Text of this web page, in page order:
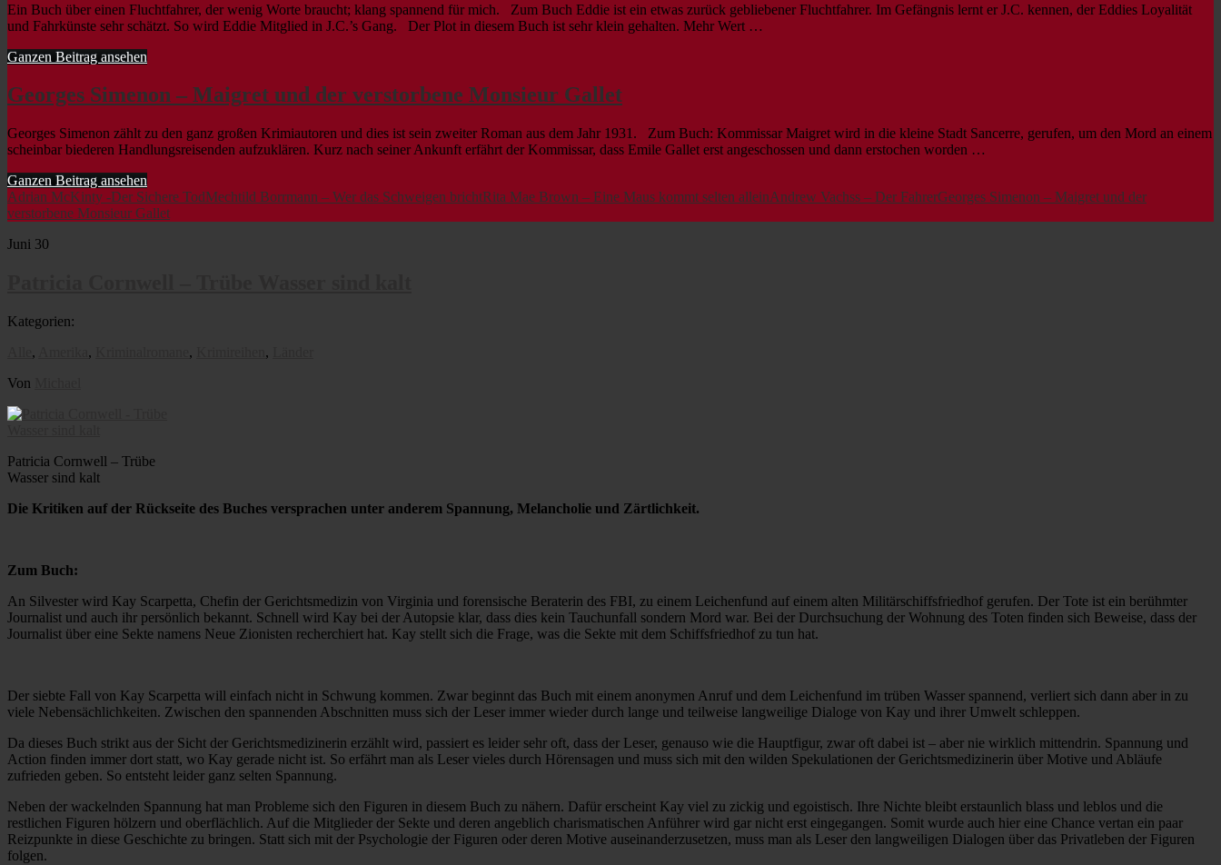
Ein Buch über einen Fluchtfahrer, der wenig Worte braucht; klang spannend für mich. Zum Buch Eddie ist ein etwas zurück gebliebener Fluchtfahrer. Im Gefängnis lernt er J.C. kennen, der Eddies Loyalität
und Fahrkünste sehr schätzt. So wird Eddie Mitglied in J.C.’s Gang. Der Plot in diesem Buch ist sehr klein gehalten. Mehr Wert …
Ganzen Beitrag ansehen
Georges Simenon – Maigret und der verstorbene Monsieur Gallet
Georges Simenon zählt zu den ganz großen Krimiautoren und dies ist sein zweiter Roman aus dem Jahr 1931. Zum Buch: Kommissar Maigret wird in die kleine Stadt Sancerre, gerufen, um den Mord an einem
scheinbar biederen Handlungsreisenden aufzuklären. Kurz nach seiner Ankunft erfährt der Kommissar, dass Emile Gallet erst angeschossen und dann erstochen worden …
Ganzen Beitrag ansehen
Adrian McKinty -Der Sichere TodMechtild Borrmann – Wer das Schweigen brichtRita Mae Brown – Eine Maus kommt selten alleinAndrew Vachss – Der FahrerGeorges Simenon – Maigret und der
verstorbene Monsieur Gallet
Juni 30
Kategorien:
, , , ,
Von
Patricia Cornwell – Trübe
Wasser sind kalt
Die Kritiken auf der Rückseite des Buches versprachen unter anderem Spannung, Melancholie und Zärtlichkeit.
Zum Buch:
An Silvester wird Kay Scarpetta, Chefin der Gerichtsmedizin von Virginia und forensische Beraterin des FBI, zu einem Leichenfund auf einem alten Militärschiffsfriedhof gerufen. Der Tote ist ein berühmter
Journalist und auch ihr persönlich bekannt. Schnell wird Kay bei der Autopsie klar, dass dies kein Tauchunfall sondern Mord war. Bei der Durchsuchung der Wohnung des Toten finden sich Beweise, dass der
Journalist über eine Sekte namens Neue Zionisten recherchiert hat. Kay stellt sich die Frage, was die Sekte mit dem Schiffsfriedhof zu tun hat.
Der siebte Fall von Kay Scarpetta will einfach nicht in Schwung kommen. Zwar beginnt das Buch mit einem anonymen Anruf und dem Leichenfund im trüben Wasser spannend, verliert sich dann aber in zu
viele Nebensächlichkeiten. Zwischen den spannenden Abschnitten muss sich der Leser immer wieder durch lange und teilweise langweilige Dialoge von Kay und ihrer Umwelt schleppen.
Da dieses Buch strikt aus der Sicht der Gerichtsmedizinerin erzählt wird, passiert es leider sehr oft, dass der Leser, genauso wie die Hauptfigur, zwar oft dabei ist – aber nie wirklich mittendrin. Spannung und
Action finden immer dort statt, wo Kay gerade nicht ist. So erfährt man als Leser vieles durch Hörensagen und muss sich mit den wilden Spekulationen der Gerichtsmedizinerin über Motive und Abläufe
zufrieden geben. So entsteht leider ganz selten Spannung.
Neben der wackelnden Spannung hat man Probleme sich den Figuren in diesem Buch zu nähern. Dafür erscheint Kay viel zu zickig und egoistisch. Ihre Nichte bleibt erstaunlich blass und leblos und die
restlichen Figuren hölzern und oberflächlich. Auf die Mitglieder der Sekte und deren angeblich charismatischen Anführer wird gar nicht erst eingegangen. Somit wurde auch hier eine Chance vertan ein paar
Reizpunkte in diese Geschichte zu bringen. Statt sich mit der Psychologie der Figuren oder deren Motive auseinanderzusetzen, muss man als Leser den langweiligen Dialogen über das Privatleben der Figuren
folgen.